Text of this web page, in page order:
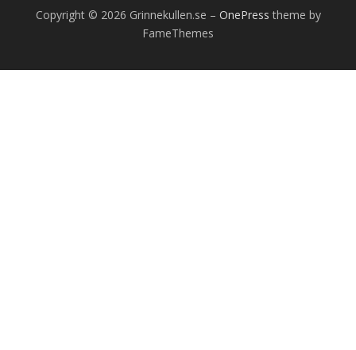
Copyright © 2026 Grinnekullen.se – OnePress theme by
FameThemes